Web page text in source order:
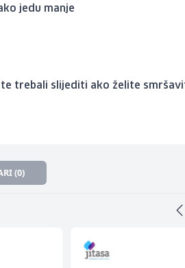
jedu manje
trebali slijediti ako želite
(0)